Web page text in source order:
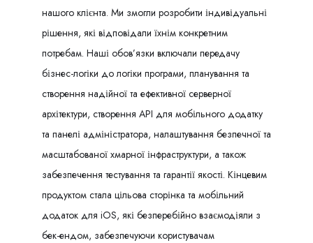
нашого клієнта. Ми змогли розробити індивідуальні
рішення, які відповідали їхнім конкретним
потребам. Наші обов’язки включали передачу
бізнес-логіки до логіки програми, планування та
створення надійної та ефективної серверної
архітектури, створення API для мобільного додатку
та панелі адміністратора, налаштування безпечної та
масштабованої хмарної інфраструктури, а також
забезпечення тестування та гарантії якості. Кінцевим
продуктом стала цільова сторінка та мобільний
додаток для iOS, які безперебійно взаємодіяли з
бек-ендом, забезпечуючи користувачам